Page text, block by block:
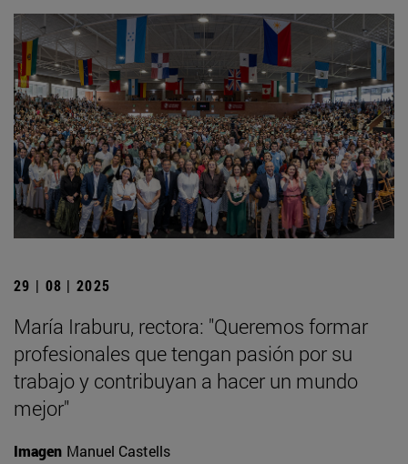
29 | 08 | 2025
María Iraburu, rectora: "Queremos formar
profesionales que tengan pasión por su
trabajo y contribuyan a hacer un mundo
mejor"
Imagen Manuel Castells